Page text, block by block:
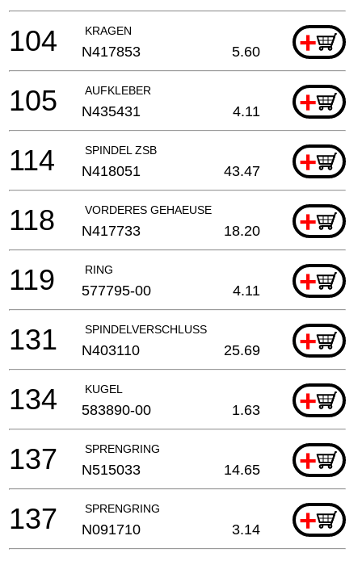
KRAGEN +
104 N417853 5.60
AUFKLEBER +
105 N435431 4.11
SPINDEL ZSB +
114 N418051 43.47
VORDERES GEHAEUSE +
118 N417733 18.20
RING +
119 577795-00 4.11
SPINDELVERSCHLUSS +
131 N403110 25.69
KUGEL +
134 583890-00 1.63
SPRENGRING +
137 N515033 14.65
SPRENGRING +
137 N091710 3.14